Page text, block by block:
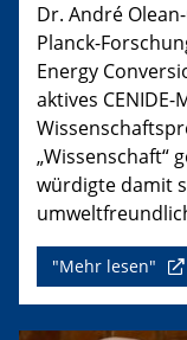
Dr. André
Planck-
Energy
aktives
„Wissenschaft“
würdigte damit
"Mehr lesen"